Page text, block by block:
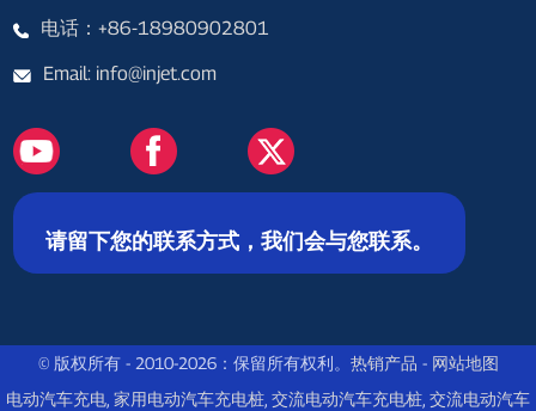
电话：+86-18980902801
Email: info@injet.com
请留下您的联系方式，我们会与您联系。
© 版权所有 - 2010-2026：保留所有权利。 热销产品 - 网站地图
电动汽车充电, 家用电动汽车充电桩, 交流电动汽车充电桩, 交流电动汽车